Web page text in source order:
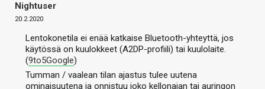
Nightuser
20.2.2020
Lentokonetila ei enää katkaise Bluetooth-yhteyttä, jos
käytössä on kuulokkeet (A2DP-profiili) tai kuulolaite.
(9to5Google)
Tumman / vaalean tilan ajastus tulee uutena
ominaisuutena ja onnistuu joko kellonajan tai auringon